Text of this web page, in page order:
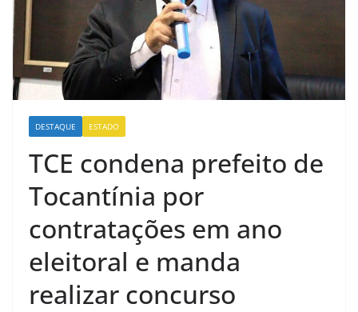
DESTAQUE ESTADO
TCE condena prefeito de
Tocantínia por
contratações em ano
eleitoral e manda
realizar concurso